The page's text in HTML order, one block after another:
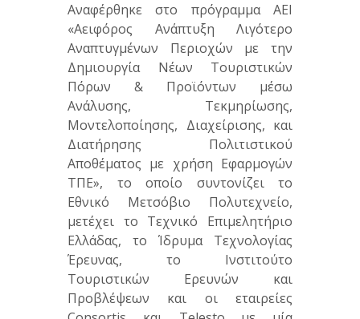
Αναφέρθηκε στο πρόγραμμα ΑΕΙ
«Αειφόρος Ανάπτυξη Λιγότερο
Αναπτυγμένων Περιοχών με την
Δημιουργία Νέων Τουριστικών
Πόρων & Προϊόντων μέσω
Ανάλυσης, Τεκμηρίωσης,
Μοντελοποίησης, Διαχείρισης, και
Διατήρησης Πολιτιστικού
Αποθέματος με χρήση Εφαρμογών
ΤΠΕ», το οποίο συντονίζει το
Εθνικό Μετσόβιο Πολυτεχνείο,
μετέχει το Τεχνικό Επιμελητήριο
Ελλάδας, το Ίδρυμα Τεχνολογίας
Έρευνας, το Ινστιτούτο
Τουριστικών Ερευνών και
Προβλέψεων και οι εταιρείες